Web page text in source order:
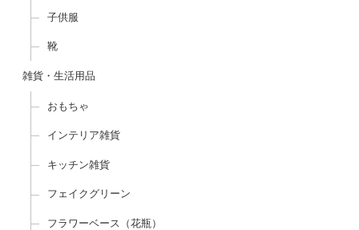
子供服
靴
雑貨・生活用品
おもちゃ
インテリア雑貨
キッチン雑貨
フェイクグリーン
フラワーベース（花瓶）